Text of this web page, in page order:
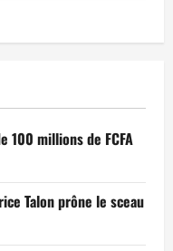
100 millions de FCFA
Talon prône le sceau